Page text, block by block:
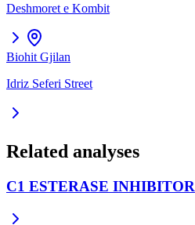
Deshmoret e Kombit
Biohit Gjilan
Idriz Seferi Street
Related analyses
C1 ESTERASE INHIBITOR